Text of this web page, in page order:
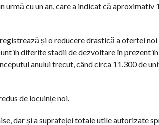
cu un an, care a indicat că
și o reducere drastică a ofertei
în diferite stadii de dezvoltare în prezent
anului trecut, când circa 11.300 de
de locuințe noi.
dar și a suprafeței totale utile autorizate